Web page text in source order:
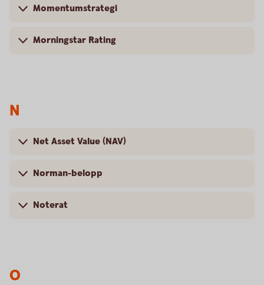
Momentumstrategi
Morningstar Rating
N
Net Asset Value (NAV)
Norman-belopp
Noterat
O